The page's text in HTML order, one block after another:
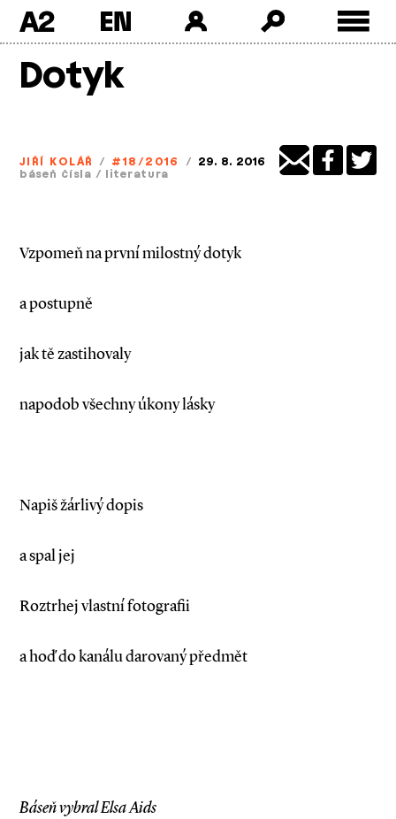
A2
Dotyk
JIŘÍ KOLÁŘ / #18/2016 / 29. 8. 2016
báseň čísla / literatura
Vzpomeň na první milostný dotyk
a postupně
jak tě zastihovaly
napodob všechny úkony lásky
Napiš žárlivý dopis
a spal jej
Roztrhej vlastní fotografii
a hoď do kanálu darovaný předmět
Báseň vybral Elsa Aids